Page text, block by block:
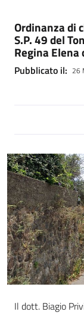
Ordinanza di
S.P. 49 del
Regina
Pubblicato il: 26
Il dott. Biagio